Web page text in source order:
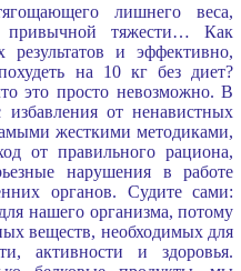
лишнего веса,
привычной тяжести… Как
и эффективно,
на 10 кг без диет?
это просто невозможно. В
избавления от ненавистных
жесткими методиками,
от правильного рациона,
нарушения в работе
органов. Судите сами:
нашего организма, потому
веществ, необходимых для
активности и здоровья.